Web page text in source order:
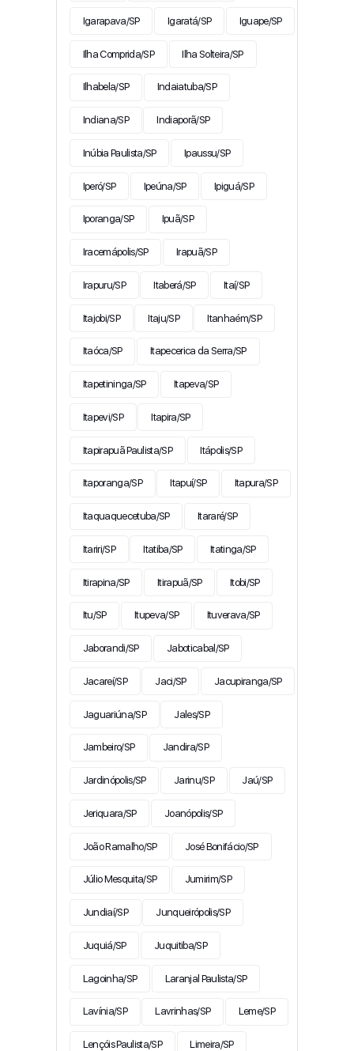
Igarapava/SP Igaratá/SP Iguape/SP
Ilha Comprida/SP Ilha Solteira/SP
Ilhabela/SP Indaiatuba/SP
Indiana/SP Indiaporã/SP
Inúbia Paulista/SP Ipaussu/SP
Iperó/SP Ipeúna/SP Ipiguá/SP
Iporanga/SP Ipuã/SP
Iracemápolis/SP Irapuã/SP
Irapuru/SP Itaberá/SP Itaí/SP
Itajobi/SP Itaju/SP Itanhaém/SP
Itaóca/SP Itapecerica da Serra/SP
Itapetininga/SP Itapeva/SP
Itapevi/SP Itapira/SP
Itapirapuã Paulista/SP Itápolis/SP
Itaporanga/SP Itapuí/SP Itapura/SP
Itaquaquecetuba/SP Itararé/SP
Itariri/SP Itatiba/SP Itatinga/SP
Itirapina/SP Itirapuã/SP Itobi/SP
Itu/SP Itupeva/SP Ituverava/SP
Jaborandi/SP Jaboticabal/SP
Jacareí/SP Jaci/SP Jacupiranga/SP
Jaguariúna/SP Jales/SP
Jambeiro/SP Jandira/SP
Jardinópolis/SP Jarinu/SP Jaú/SP
Jeriquara/SP Joanópolis/SP
João Ramalho/SP José Bonifácio/SP
Júlio Mesquita/SP Jumirim/SP
Jundiaí/SP Junqueirópolis/SP
Juquiá/SP Juquitiba/SP
Lagoinha/SP Laranjal Paulista/SP
Lavínia/SP Lavrinhas/SP Leme/SP
Lençóis Paulista/SP Limeira/SP